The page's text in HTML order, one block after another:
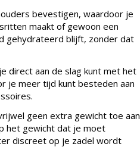
bevestigen, waardoor je
maakt of gewoon een
gehydrateerd blijft, zonder dat
direct aan de slag kunt met het
je meer tijd kunt besteden aan
geen extra gewicht toe aan
het gewicht dat je moet
discreet op je zadel wordt